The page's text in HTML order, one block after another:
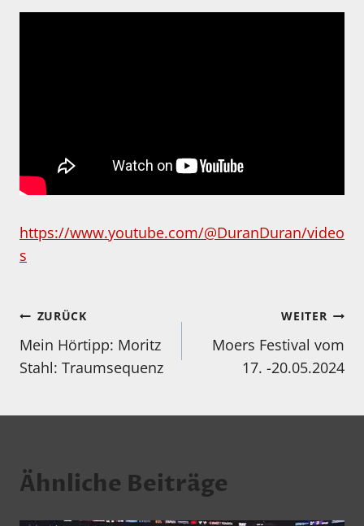
https://www.youtube.com/@DuranDuran/video
s
Beitragsnavigation
ZURÜCK
Mein Hörtipp: Moritz
Stahl: Traumsequenz
WEITER
Moers Festival vom
17. -20.05.2024
Ähnliche Beiträge